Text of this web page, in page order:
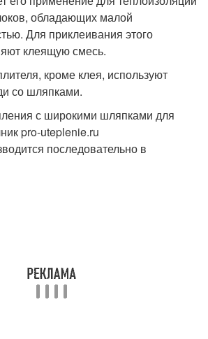
обладающих малой
Для приклеивания этого
клеящую смесь.
кроме клея, используют
со шляпками.
с широкими шляпками для
pro-uteplenie.ru
последовательно в